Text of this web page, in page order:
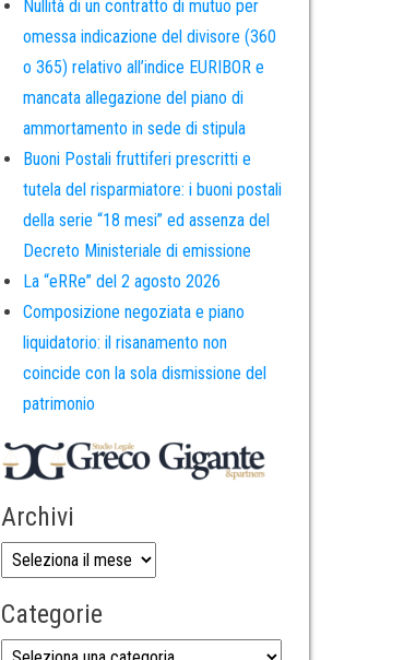
Nullità di un contratto di mutuo per
omessa indicazione del divisore (360
o 365) relativo all’indice EURIBOR e
mancata allegazione del piano di
ammortamento in sede di stipula
Buoni Postali fruttiferi prescritti e
tutela del risparmiatore: i buoni postali
della serie “18 mesi” ed assenza del
Decreto Ministeriale di emissione
La “eRRe” del 2 agosto 2026
Composizione negoziata e piano
liquidatorio: il risanamento non
coincide con la sola dismissione del
patrimonio
Archivi
Categorie